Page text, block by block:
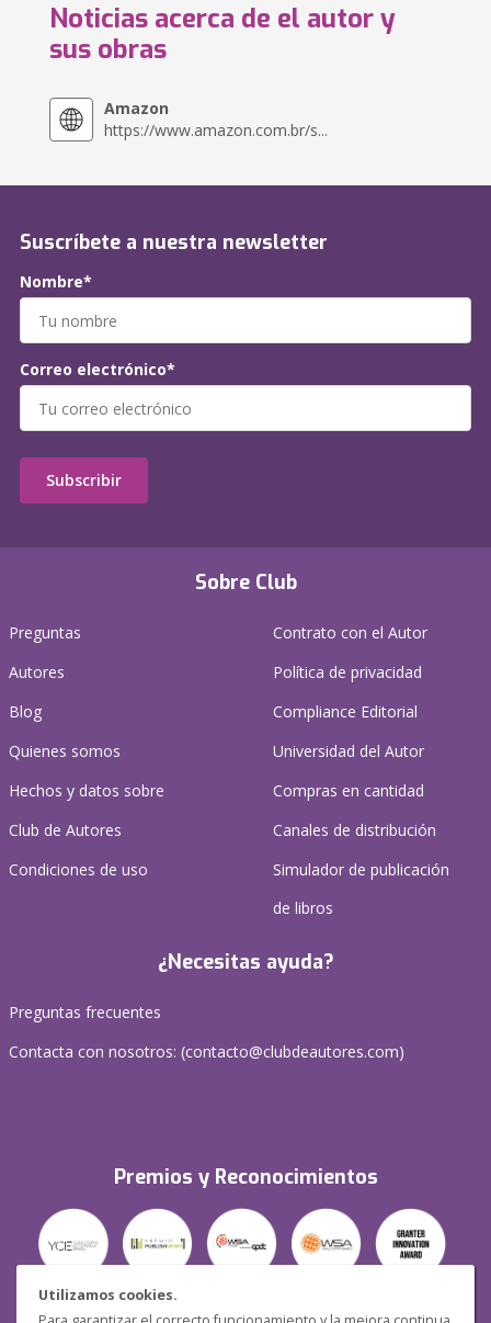
Utilizamos cookies.
Noticias acerca de el autor y
sus obras
Amazon
https://www.amazon.com.br/s...
Sobre Club
Preguntas
Autores
Blog
Quienes somos
Hechos y datos sobre
Club de Autores
Condiciones de uso
Contrato con el Autor
Política de privacidad
Compliance Editorial
Universidad del Autor
Compras en cantidad
Canales de distribución
Simulador de publicación
de libros
¿Necesitas ayuda?
Preguntas frecuentes
Contacta con nosotros: (contacto@clubdeautores.com)
Premios y Reconocimientos
Suscríbete a nuestra newsletter
Nombre*
Correo electrónico*
Subscribir